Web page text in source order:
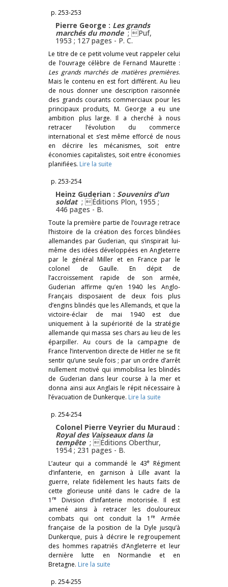
p. 253-253
Pierre George : Les grands
marchés du monde ; Puf,
1953 ; 127 pages - P. C.
Le titre de ce petit volume veut rappeler celui
de l’ouvrage célèbre de Fernand Maurette :
Les grands marchés de matières premières.
Mais le contenu en est fort différent. Au lieu
de nous donner une description raisonnée
des grands courants commerciaux pour les
principaux produits, M. George a eu une
ambition plus large. Il a cherché à nous
retracer l’évolution du commerce
international et s’est même efforcé de nous
en décrire les mécanismes, soit entre
économies capitalistes, soit entre économies
planifiées. Lire la suite
p. 253-254
Heinz Guderian : Souvenirs d’un
soldat ; Éditions Plon, 1955 ;
446 pages - B.
Toute la première partie de l’ouvrage retrace
l’histoire de la création des forces blindées
allemandes par Guderian, qui s’inspirait lui-
même des idées développées en Angleterre
par le général Miller et en France par le
colonel de Gaulle. En dépit de
l’accroissement rapide de son armée,
Guderian affirme qu’en 1940 les Anglo-
Français disposaient de deux fois plus
d’engins blindés que les Allemands, et que la
victoire-éclair de mai 1940 est due
uniquement à la supériorité de la stratégie
allemande qui massa ses chars au lieu de les
éparpiller. Au cours de la campagne de
France l’intervention directe de Hitler ne se fit
sentir qu’une seule fois ; par un ordre d’arrêt
nullement motivé qui immobilisa les blindés
de Guderian dans leur course à la mer et
donna ainsi aux Anglais le répit nécessaire à
l’évacuation de Dunkerque. Lire la suite
p. 254-254
Colonel Pierre Veyrier du Muraud :
Royal des Vaisseaux dans la
tempête ; Éditions Oberthur,
1954 ; 231 pages - B.
L’auteur qui a commandé le 43e Régiment
d’infanterie, en garnison à Lille avant la
guerre, relate fidèlement les hauts faits de
cette glorieuse unité dans le cadre de la
1 re
Division d’infanterie motorisée. Il est
amené ainsi à retracer les douloureux
combats qui ont conduit la 1 re
Armée
française de la position de la Dyle jusqu’à
Dunkerque, puis à décrire le regroupement
des hommes rapatriés d’Angleterre et leur
dernière lutte en Normandie et en
Bretagne. Lire la suite
p. 254-255